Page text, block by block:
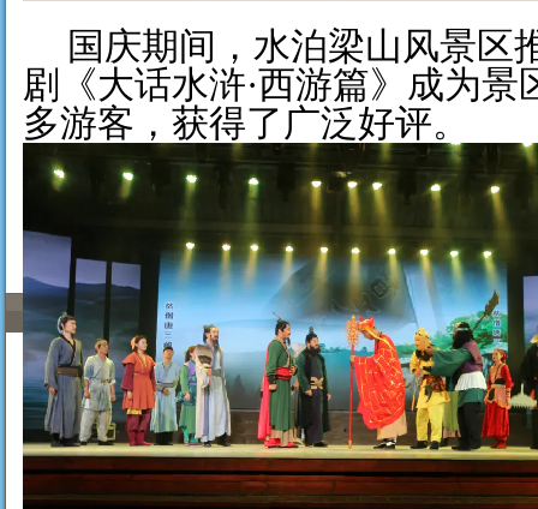
国庆期间，水泊梁山风景区
剧《大话水浒·西游篇》成为
多游客，获得了广泛好评。